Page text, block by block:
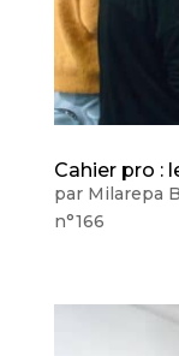
Cahier pro :
par Milarepa
n°166